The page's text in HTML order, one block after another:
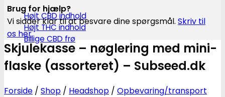
Højt CBD indhold
Højt THC indhold
Billige CBD frø
Brug for hjælp?
Vi sidder klar til at besvare dine spørgsmål. Skriv til
os her
Skjulekasse – nøglering med mini-
flaske (assorteret) – Subseed.dk
Forside / Shop / Headshop / Opbevaring/transport